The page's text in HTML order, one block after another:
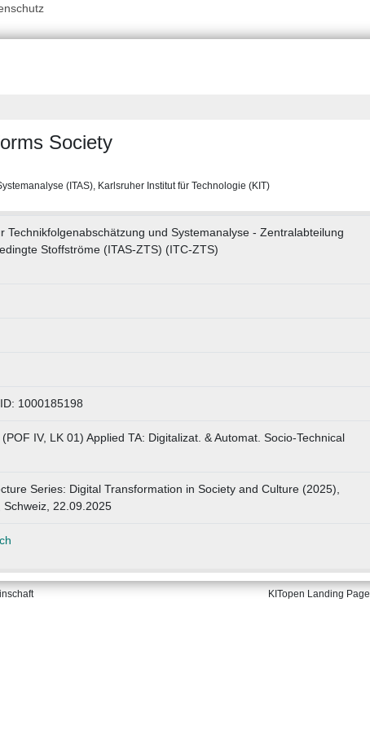
Society
(ITAS), Karlsruher Institut für Technologie (KIT)
Technikfolgenabschätzung und Systemanalyse - Zentralabteilung
Stoffströme (ITAS-ZTS) (ITC-ZTS)
1000185198
IV, LK 01) Applied TA: Digitalizat. & Automat. Socio-Technical
Series: Digital Transformation in Society and Culture (2025),
Schweiz, 22.09.2025
KITopen Landing Page